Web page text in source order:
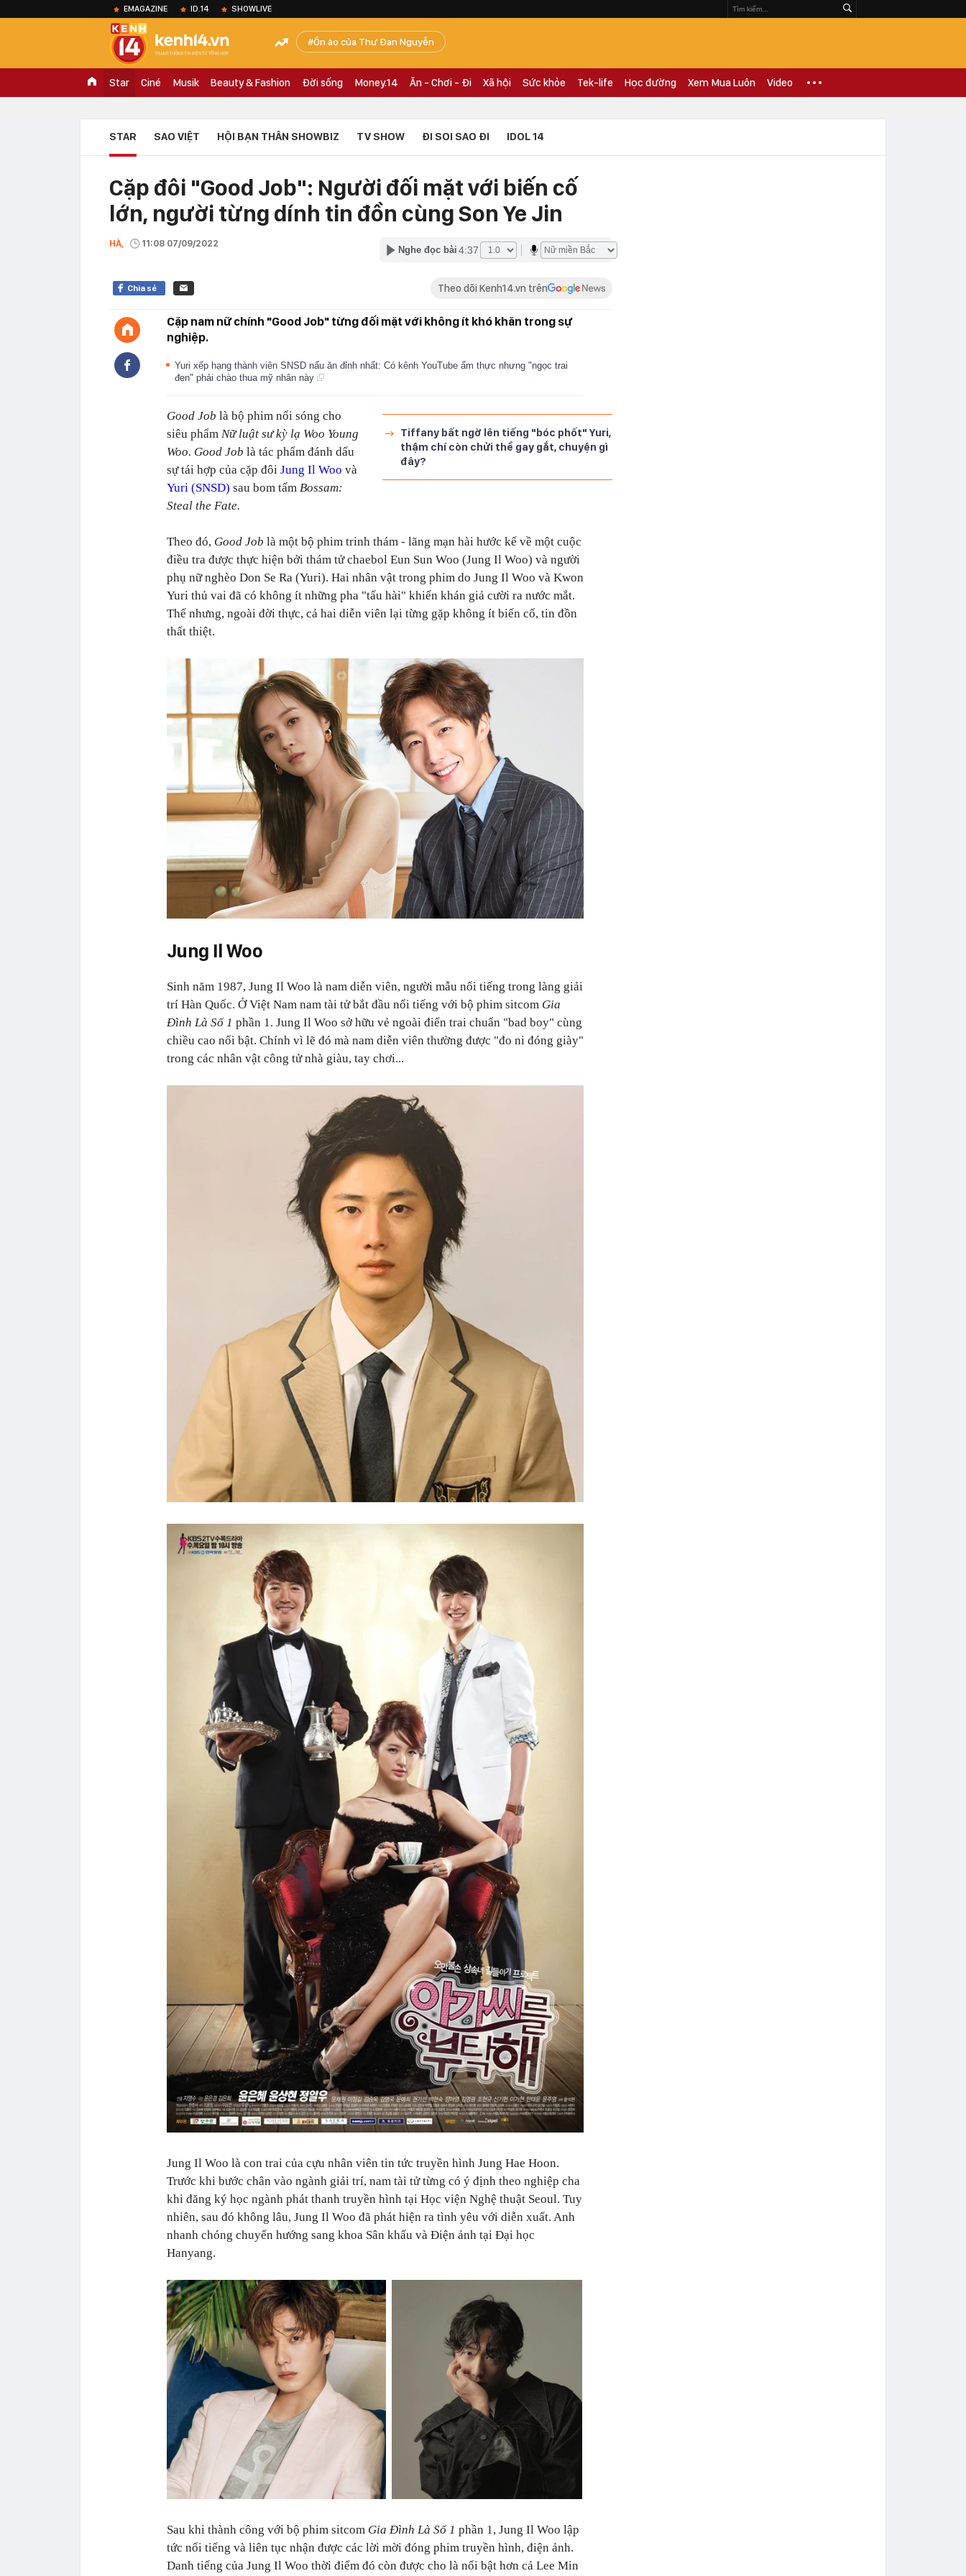
EMAGAZINE ID.14 SHOWLIVE
Ồn ào của Thư Đan Nguyễn
Star Ciné Musik Beauty & Fashion Đời sống Money.14 Ăn - Chơi - Đi Xã hội Sức khỏe Tek-life Học đường Xem Mua Luôn Video
STAR SAO VIỆT HỘI BẠN THÂN SHOWBIZ TV SHOW ĐI SOI SAO ĐI IDOL 14
Cặp đôi "Good Job": Người đối mặt với biến cố
lớn, người từng dính tin đồn cùng Son Ye Jin
HÀ, 11:08 07/09/2022
Nghe đọc bài 4:37
Chia sẻ Theo dõi Kenh14.vn trên
Cặp nam nữ chính "Good Job" từng đối mặt với không ít khó khăn trong sự
nghiệp.
Yuri xếp hạng thành viên SNSD nấu ăn đỉnh nhất: Có kênh YouTube ẩm thực nhưng "ngọc trai
đen" phải chào thua mỹ nhân này
Tiffany bất ngờ lên tiếng "bóc phốt" Yuri,
thậm chí còn chửi thề gay gắt, chuyện gì
đây?
Good Job là bộ phim nối sóng cho
siêu phẩm Nữ luật sư kỳ lạ Woo Young
Woo. Good Job là tác phẩm đánh dấu
sự tái hợp của cặp đôi Jung Il Woo và
Yuri (SNSD) sau bom tấm Bossam:
Steal the Fate.
Theo đó, Good Job là một bộ phim trinh thám - lãng mạn hài hước kể về một cuộc
điều tra được thực hiện bởi thám tử chaebol Eun Sun Woo (Jung Il Woo) và người
phụ nữ nghèo Don Se Ra (Yuri). Hai nhân vật trong phim do Jung Il Woo và Kwon
Yuri thủ vai đã có không ít những pha "tấu hài" khiến khán giả cười ra nước mắt.
Thế nhưng, ngoài đời thực, cả hai diễn viên lại từng gặp không ít biến cố, tin đồn
thất thiệt.
Jung Il Woo
Sinh năm 1987, Jung Il Woo là nam diễn viên, người mẫu nổi tiếng trong làng giải
trí Hàn Quốc. Ở Việt Nam nam tài tử bắt đầu nổi tiếng với bộ phim sitcom Gia
Đình Là Số 1 phần 1. Jung Il Woo sở hữu vẻ ngoài điển trai chuẩn "bad boy" cùng
chiều cao nổi bật. Chính vì lẽ đó mà nam diễn viên thường được "đo ni đóng giày"
trong các nhân vật công tử nhà giàu, tay chơi...
Jung Il Woo là con trai của cựu nhân viên tin tức truyền hình Jung Hae Hoon.
Trước khi bước chân vào ngành giải trí, nam tài tử từng có ý định theo nghiệp cha
khi đăng ký học ngành phát thanh truyền hình tại Học viện Nghệ thuật Seoul. Tuy
nhiên, sau đó không lâu, Jung Il Woo đã phát hiện ra tình yêu với diễn xuất. Anh
nhanh chóng chuyển hướng sang khoa Sân khấu và Điện ảnh tại Đại học
Hanyang.
Sau khi thành công với bộ phim sitcom Gia Đình Là Số 1 phần 1, Jung Il Woo lập
tức nổi tiếng và liên tục nhận được các lời mời đóng phim truyền hình, điện ảnh.
Danh tiếng của Jung Il Woo thời điểm đó còn được cho là nổi bật hơn cả Lee Min